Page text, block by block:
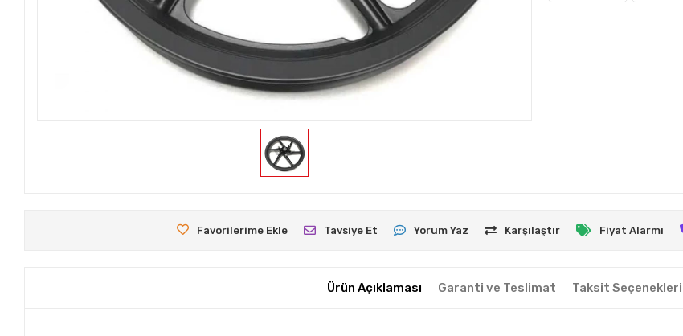
Favorilerime Ekle Tavsiye Et Yorum Yaz Karşılaştır Fiyat Alarmı
Ürün Açıklaması Garanti ve Teslimat Taksit Seçenekleri